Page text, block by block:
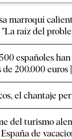
marroquí
raíz del
españoles
de 200.000 euros
el chantaje
del turismo
de